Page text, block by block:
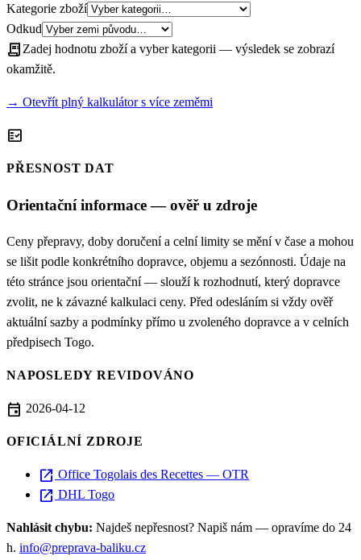
Kategorie zboží
Odkud
receipt_long Zadej hodnotu zboží a vyber kategorii — výsledek se zobrazí
okamžitě.
→ Otevřít plný kalkulátor s více zeměmi
fact_check
PŘESNOST DAT
Orientační informace — ověř u zdroje
Ceny přepravy, doby doručení a celní limity se mění v čase a mohou
se lišit podle konkrétního dopravce, objemu a sezónnosti. Údaje na
této stránce jsou orientační — slouží k rozhodnutí, který dopravce
zvolit, ne k závazné kalkulaci ceny. Před odesláním si vždy ověř
aktuální sazby a podmínky přímo u zvoleného dopravce a v celních
předpisech Togo.
NAPOSLEDY REVIDOVÁNO
event 2026-04-12
OFICIÁLNÍ ZDROJE
open_in_new Office Togolais des Recettes — OTR
open_in_new DHL Togo
Nahlásit chybu: Najdeš nepřesnost? Napiš nám — opravíme do 24
h. info@preprava-baliku.cz